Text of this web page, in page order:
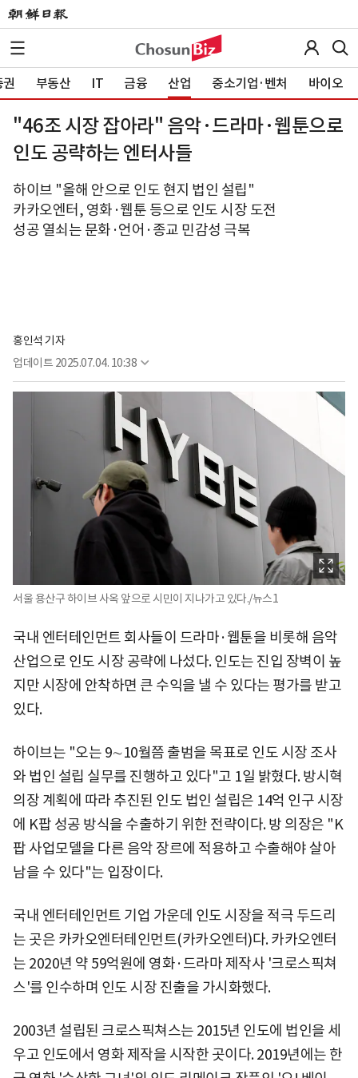
부동산 IT 금융 산업 중소기업·벤처 바이오
"46조 시장 잡아라" 음악·드라마·웹툰으로
인도 공략하는 엔터사들
하이브 "올해 안으로 인도 현지 법인 설립"
카카오엔터, 영화·웹툰 등으로 인도 시장 도전
성공 열쇠는 문화·언어·종교 민감성 극복
홍인석 기자
업데이트 2025.07.04. 10:38
서울 용산구 하이브 사옥 앞으로 시민이 지나가고 있다./뉴스1
국내 엔터테인먼트 회사들이 드라마·웹툰을 비롯해 음악
산업으로 인도 시장 공략에 나섰다. 인도는 진입 장벽이 높
지만 시장에 안착하면 큰 수익을 낼 수 있다는 평가를 받고
있다.
하이브는 "오는 9∼10월쯤 출범을 목표로 인도 시장 조사
와 법인 설립 실무를 진행하고 있다"고 1일 밝혔다. 방시혁
의장 계획에 따라 추진된 인도 법인 설립은 14억 인구 시장
에 K팝 성공 방식을 수출하기 위한 전략이다. 방 의장은 "K
팝 사업모델을 다른 음악 장르에 적용하고 수출해야 살아
남을 수 있다"는 입장이다.
국내 엔터테인먼트 기업 가운데 인도 시장을 적극 두드리
는 곳은 카카오엔터테인먼트(카카오엔터)다. 카카오엔터
는 2020년 약 59억원에 영화·드라마 제작사 '크로스픽쳐
스'를 인수하며 인도 시장 진출을 가시화했다.
2003년 설립된 크로스픽쳐스는 2015년 인도에 법인을 세
우고 인도에서 영화 제작을 시작한 곳이다. 2019년에는 한